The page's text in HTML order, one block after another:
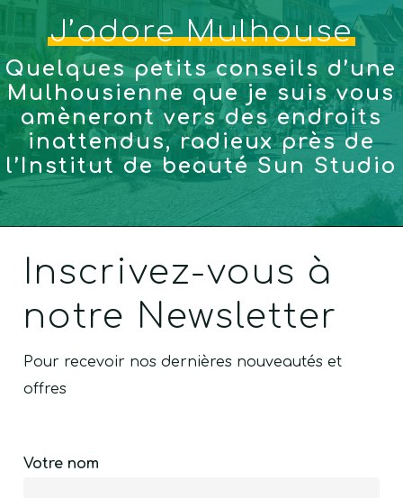
J’adore Mulhouse
Quelques petits conseils d’une
Mulhousienne que je suis vous
amèneront vers des endroits
inattendus, radieux près de
l’Institut de beauté Sun Studio
Inscrivez-vous à
notre Newsletter
Pour recevoir nos dernières nouveautés et
offres
Votre nom